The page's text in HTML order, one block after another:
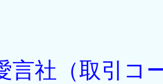
言社（取引コ